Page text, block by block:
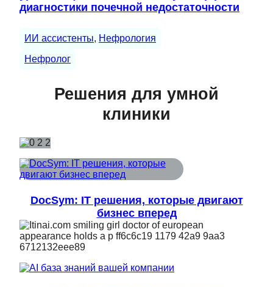
диагностики почечной недостаточности
ИИ ассистенты, Нефрология
Нефролог
Решения для умной
клиники
DocSym: IT решения, которые двигают
бизнес вперед